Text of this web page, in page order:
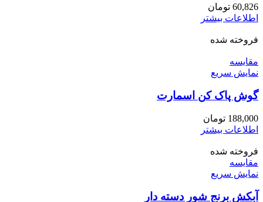
60,826 تومان
اطلاعات بیشتر
فروخته شده
مقايسه
نمایش سریع
گوش پاک کن اسمارت
188,000 تومان
اطلاعات بیشتر
فروخته شده
مقايسه
نمایش سریع
آبکش برنج شور دسته دار